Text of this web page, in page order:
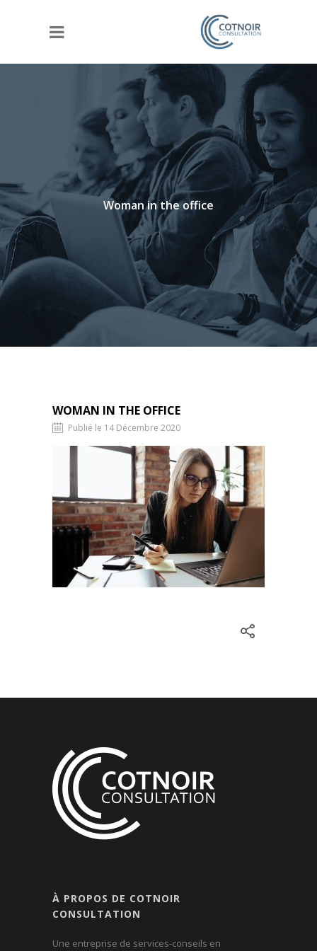
Woman in the office
WOMAN IN THE OFFICE
Publié le 14 Décembre 2020
À PROPOS DE COTNOIR
CONSULTATION
Une entreprise de services-conseils en